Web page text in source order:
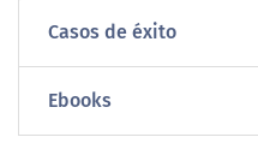
Casos de éxito
Ebooks